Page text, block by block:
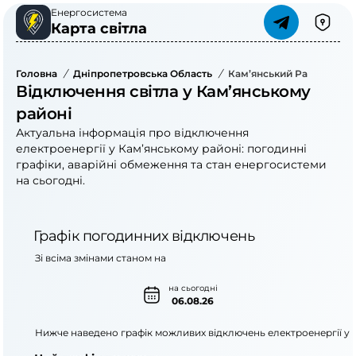
Енергосистема
Карта світла
Головна / Дніпропетровська Область / Кам’янський Район
Відключення світла у Кам’янському
районі
Актуальна інформація про відключення
електроенергії у Кам’янському районі: погодинні
графіки, аварійні обмеження та стан енергосистеми
на сьогодні.
Графік погодинних відключень
на сьогодні
06.08.26
Зі всіма змінами станом на
Нижче наведено графік можливих відключень електроенергії у